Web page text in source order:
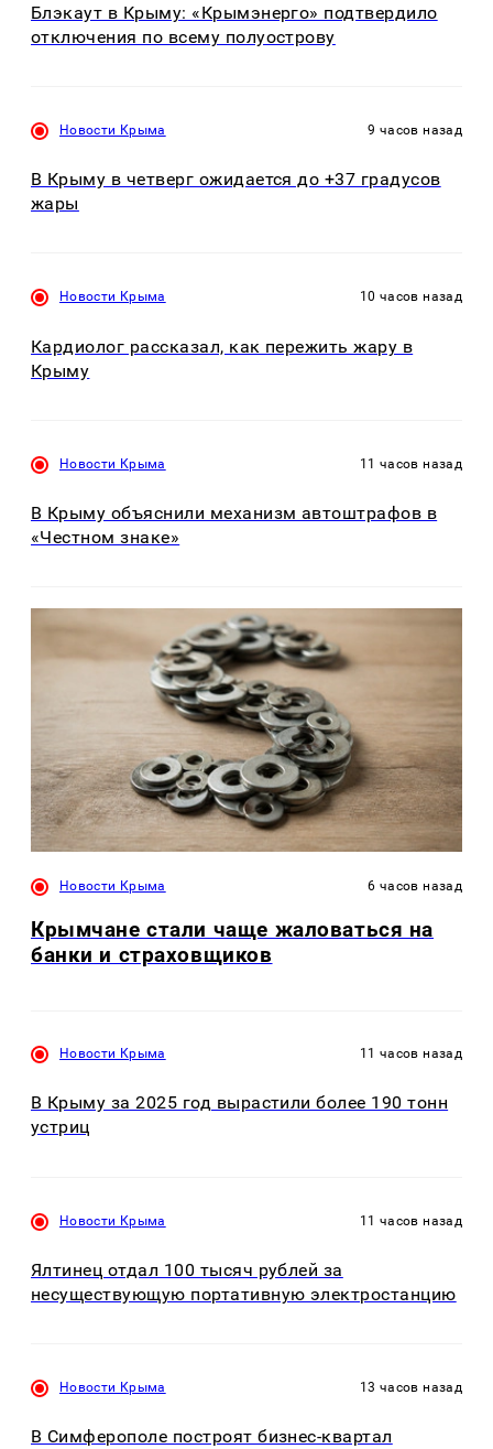
Блэкаут в Крыму: «Крымэнерго» подтвердило
отключения по всему полуострову
Новости Крыма 9 часов назад
В Крыму в четверг ожидается до +37 градусов
жары
Новости Крыма 10 часов назад
Кардиолог рассказал, как пережить жару в
Крыму
Новости Крыма 11 часов назад
В Крыму объяснили механизм автоштрафов в
«Честном знаке»
Новости Крыма 6 часов назад
Крымчане стали чаще жаловаться на
банки и страховщиков
Новости Крыма 11 часов назад
В Крыму за 2025 год вырастили более 190 тонн
устриц
Новости Крыма 11 часов назад
Ялтинец отдал 100 тысяч рублей за
несуществующую портативную электростанцию
Новости Крыма 13 часов назад
В Симферополе построят бизнес-квартал